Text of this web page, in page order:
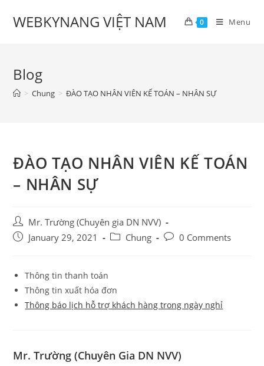
WEBKYNANG VIỆT NAM 0 Menu
Blog
> Chung > ĐÀO TẠO NHÂN VIÊN KẾ TOÁN – NHÂN SỰ
ĐÀO TẠO NHÂN VIÊN KẾ TOÁN
– NHÂN SỰ
Post
author:
Mr. Trường (Chuyên gia DN NVV)
PostJanuary 29, 2021
PostChung
Post0 Comments
Thông tin thanh toán
Thông tin xuất hóa đơn
Thông báo lịch hỗ trợ khách hàng trong ngày nghỉ
Mr. Trường (Chuyên Gia DN NVV)